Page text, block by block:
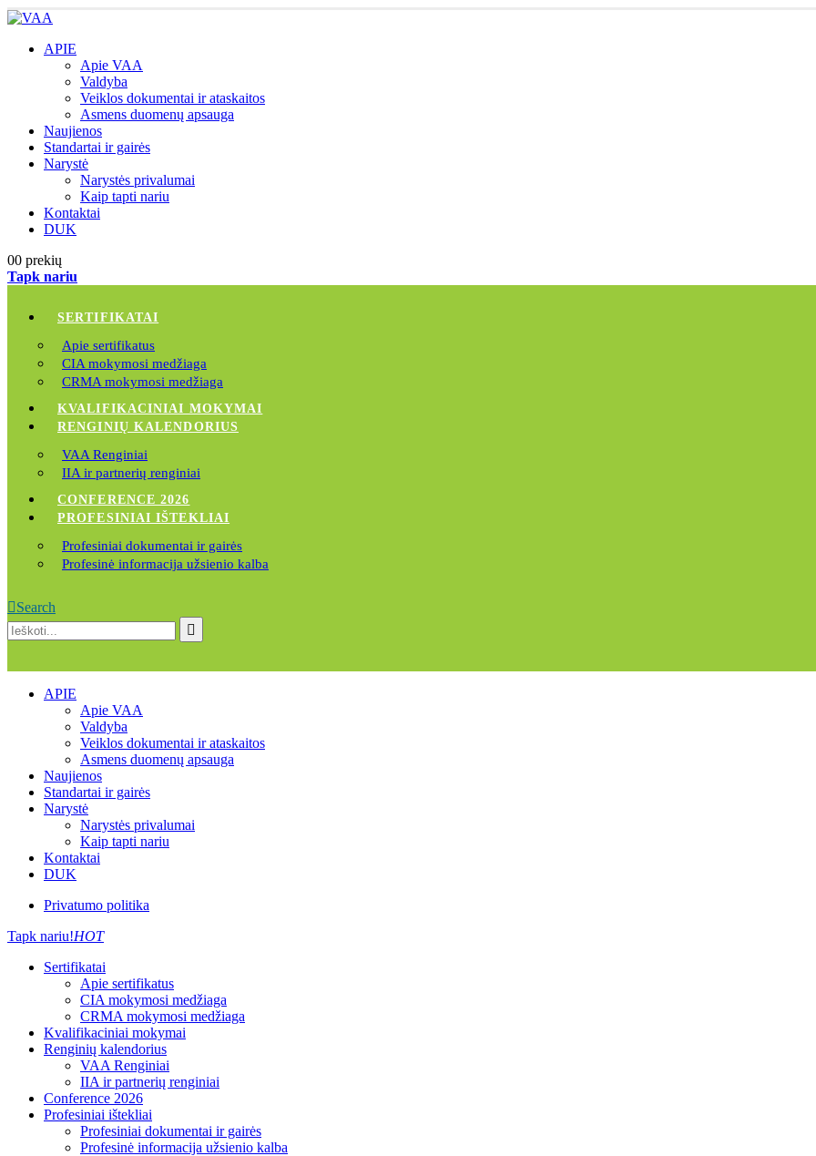
APIE
Apie VAA
Valdyba
Veiklos dokumentai ir ataskaitos
Asmens duomenų apsauga
Naujienos
Standartai ir gairės
Narystė
Narystės privalumai
Kaip tapti nariu
Kontaktai
DUK
00 prekių
Tapk nariu
SERTIFIKATAI
Apie sertifikatus
CIA mokymosi medžiaga
CRMA mokymosi medžiaga
KVALIFIKACINIAI MOKYMAI
RENGINIŲ KALENDORIUS
VAA Renginiai
IIA ir partnerių renginiai
CONFERENCE 2026
PROFESINIAI IŠTEKLIAI
Profesiniai dokumentai ir gairės
Profesinė informacija užsienio kalba
Search
APIE
Apie VAA
Valdyba
Veiklos dokumentai ir ataskaitos
Asmens duomenų apsauga
Naujienos
Standartai ir gairės
Narystė
Narystės privalumai
Kaip tapti nariu
Kontaktai
DUK
Privatumo politika
Tapk nariu!HOT
Sertifikatai
Apie sertifikatus
CIA mokymosi medžiaga
CRMA mokymosi medžiaga
Kvalifikaciniai mokymai
Renginių kalendorius
VAA Renginiai
IIA ir partnerių renginiai
Conference 2026
Profesiniai ištekliai
Profesiniai dokumentai ir gairės
Profesinė informacija užsienio kalba